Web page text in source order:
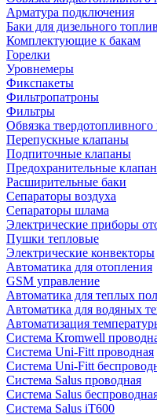
Арматура подключения
Баки для дизельного
Комплектующие к бакам
Горелки
Уровнемеры
Фикспакеты
Фильтропатроны
Фильтры
Обвязка твердотопливного
Перепускные клапаны
Подпиточные клапаны
Предохранительные
Расширительные баки
Сепараторы воздуха
Сепараторы шлама
Электрические приборы
Пушки тепловые
Электрические конвекторы
Автоматика для отопления
GSM управление
Автоматика для теплых
Автоматика для водяных
Автоматизация
Система Kromwell
Система Uni-Fitt проводная
Система Uni-Fitt
Система Salus проводная
Система Salus
Система Salus iT600